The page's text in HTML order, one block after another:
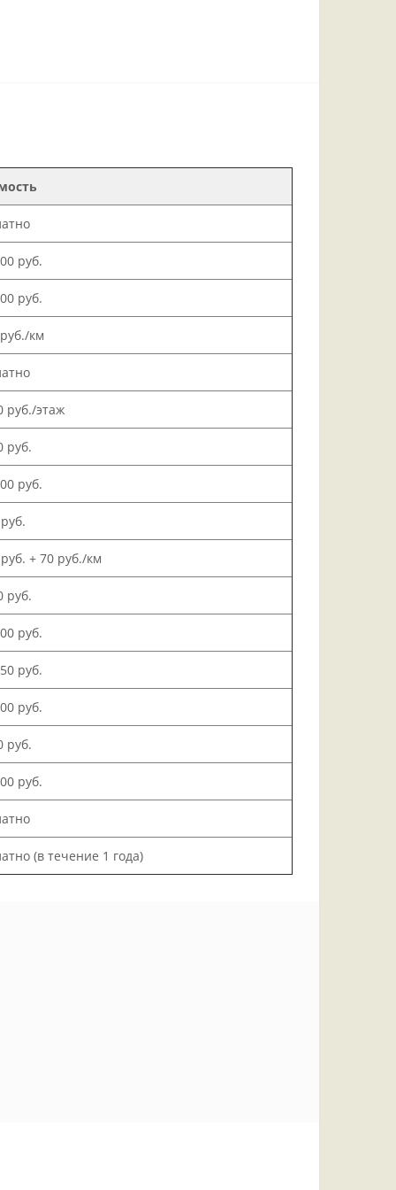
руб.
руб.
км
руб./этаж
руб.
руб.
+ 70 руб./км
руб.
руб.
руб.
руб.
руб.
руб.
(в течение 1 года)